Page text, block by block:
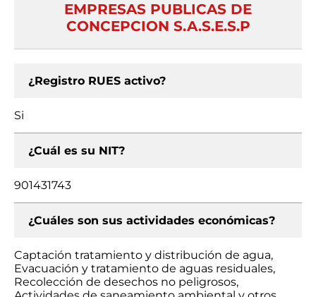
EMPRESAS PUBLICAS DE
CONCEPCION S.A.S.E.S.P
¿Registro RUES activo?
Si
¿Cuál es su NIT?
901431743
¿Cuáles son sus actividades económicas?
Captación tratamiento y distribución de agua,
Evacuación y tratamiento de aguas residuales,
Recolección de desechos no peligrosos,